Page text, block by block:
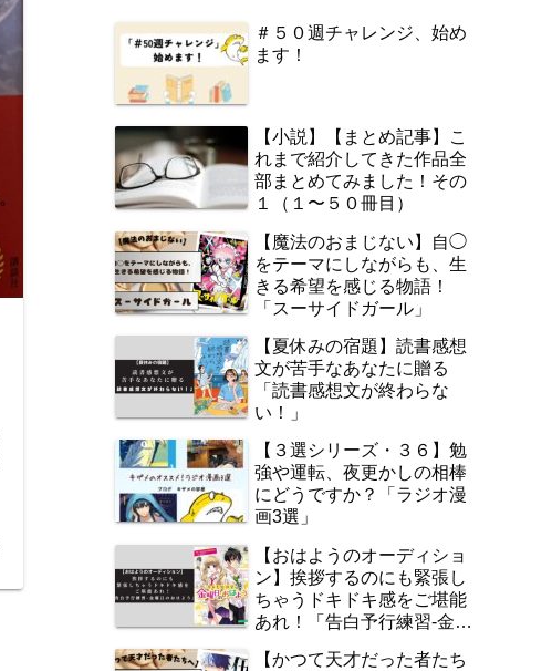
＃５０週チャレンジ、始め
ます！
【小説】【まとめ記事】こ
れまで紹介してきた作品全
部まとめてみました！その
１（１〜５０冊目）
【魔法のおまじない】自◯
をテーマにしながらも、生
きる希望を感じる物語！
「スーサイドガール」
【夏休みの宿題】読書感想
文が苦手なあなたに贈る
「読書感想文が終わらな
い！」
【３選シリーズ・３６】勉
強や運転、夜更かしの相棒
にどうですか？「ラジオ漫
画3選」
【おはようのオーディショ
ン】挨拶するのにも緊張し
ちゃうドキドキ感をご堪能
あれ！「告白予行練習‐金曜
【かつて天才だった者たち